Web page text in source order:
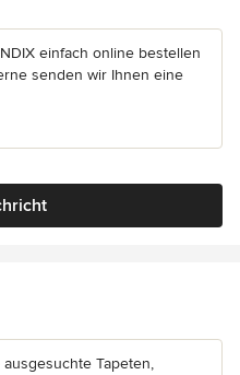
einfach online bestellen
senden wir Ihnen eine
Tapeten,